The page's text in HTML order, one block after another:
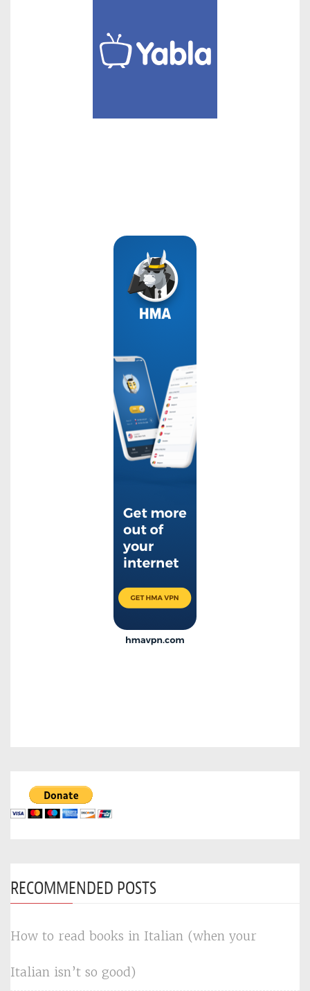
RECOMMENDED POSTS
How to read books in Italian (when your
Italian isn’t so good)